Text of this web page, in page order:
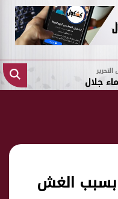
جلال
بسبب الغش